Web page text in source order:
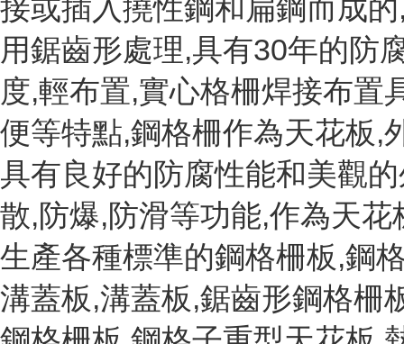
接或插入撓性鋼和扁鋼而成
用鋸齒形處理,具有30年的防
度,輕布置,實心格柵焊接布置
便等特點,鋼格柵作為天花板,
具有良好的防腐性能和美觀
散,防爆,防滑等功能,作為天
生產各種標準的鋼格柵板,鋼
溝蓋板,溝蓋板,鋸齒形鋼格柵